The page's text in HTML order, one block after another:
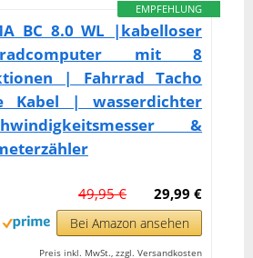
EMPFEHLUNG
BC 8.0 WL |kabelloser
mit 8
| Fahrrad Tacho
Kabel | wasserdichter
&
29,99 €
49,95 €
Bei Amazon ansehen
Preis inkl. MwSt., zzgl. Versandkosten